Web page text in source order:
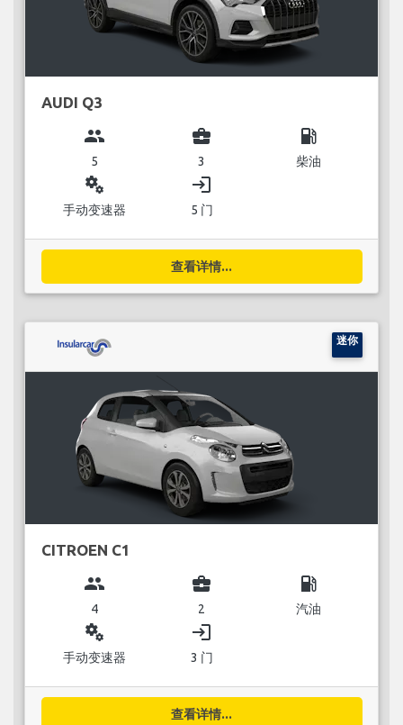
AUDI Q3
group
5
business_center
3
local_gas_station
柴油
miscellaneous_services
手动变速器
login
5 门
查看详情...
迷你
CITROEN C1
group
4
business_center
2
local_gas_station
汽油
miscellaneous_services
手动变速器
login
3 门
查看详情...